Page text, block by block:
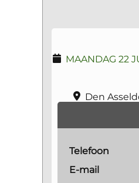
MAANDAG 22
Den
Telefoon
E-mail